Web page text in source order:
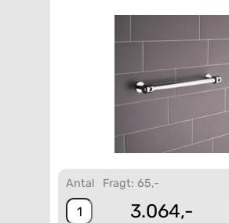
Antal Fragt: 65,-
3.064,-